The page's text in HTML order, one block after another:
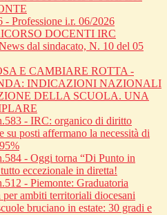
- Professione i.r. 06/2026
DOCENTI IRC
dal sindacato, N. 10 del 05
E CAMBIARE ROTTA -
INDICAZIONI NAZIONALI
DELLA SCUOLA. UNA
- IRC: organico di diritto
su posti affermano la necessità di
- Oggi torna “Di Punto in
eccezionale in diretta!
- Piemonte: Graduatoria
per ambiti territoriali diocesani
bruciano in estate: 30 gradi e